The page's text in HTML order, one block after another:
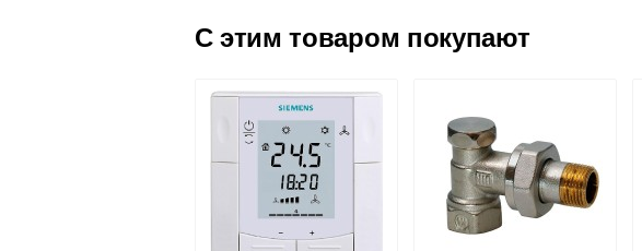
с решеткой
GRILL.SGWL-16-
1600 орех.
34 891
Подробнее
Конвектор
GRILL.SGWL-16-
1700 орех.
36 818
Подробнее
Конвектор
ITT.080.200.1200 с
решеткой
GRILL.SGA-20-
1200 natural
Конвектор
ITT.080.200.600 с
решеткой
GRILL.SGA-20-600
C этим товаром покупают